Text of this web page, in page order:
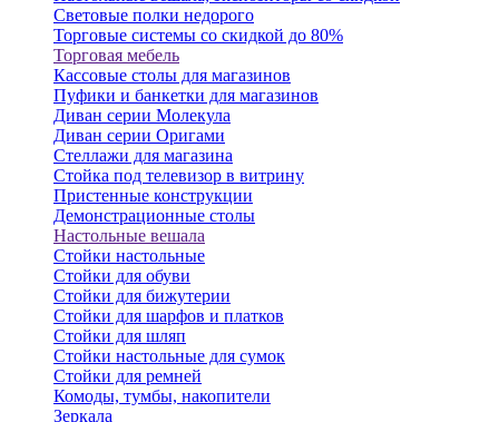
Световые полки недорого
Торговые системы со скидкой до 80%
Торговая мебель
Кассовые столы для магазинов
Пуфики и банкетки для магазинов
Диван серии Молекула
Диван серии Оригами
Стеллажи для магазина
Стойка под телевизор в витрину
Пристенные конструкции
Демонстрационные столы
Настольные вешала
Стойки настольные
Стойки для обуви
Стойки для бижутерии
Стойки для шарфов и платков
Стойки для шляп
Стойки настольные для сумок
Стойки для ремней
Комоды, тумбы, накопители
Зеркала